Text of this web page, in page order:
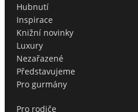
Hubnutí
Inspirace
Knižní novinky
Luxury
Nezařazené
Představujeme
Pro gurmány
Pro rodiče